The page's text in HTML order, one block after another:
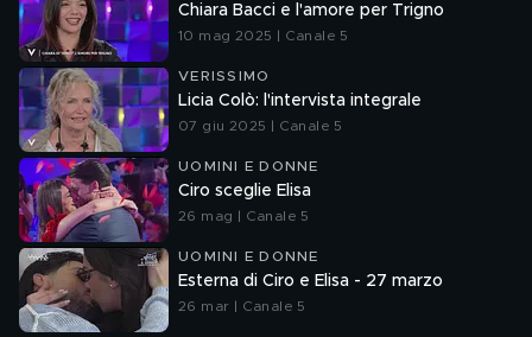
Chiara Bacci e l'amore per Trigno
10 mag 2025 | Canale 5
VERISSIMO
Licia Colò: l'intervista integrale
07 giu 2025 | Canale 5
UOMINI E DONNE
Ciro sceglie Elisa
26 mag | Canale 5
UOMINI E DONNE
Esterna di Ciro e Elisa - 27 marzo
26 mar | Canale 5